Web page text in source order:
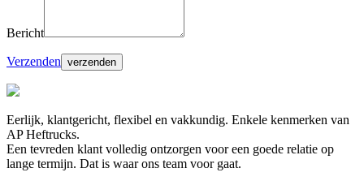
Bericht
Verzenden
Eerlijk, klantgericht, flexibel en vakkundig. Enkele kenmerken van
AP Heftrucks.
Een tevreden klant volledig ontzorgen voor een goede relatie op
lange termijn. Dat is waar ons team voor gaat.